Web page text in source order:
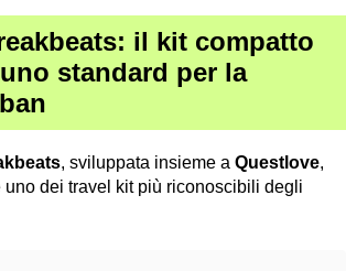
il kit compatto
standard per la
, sviluppata insieme a Questlove,
uno dei travel kit più riconoscibili degli